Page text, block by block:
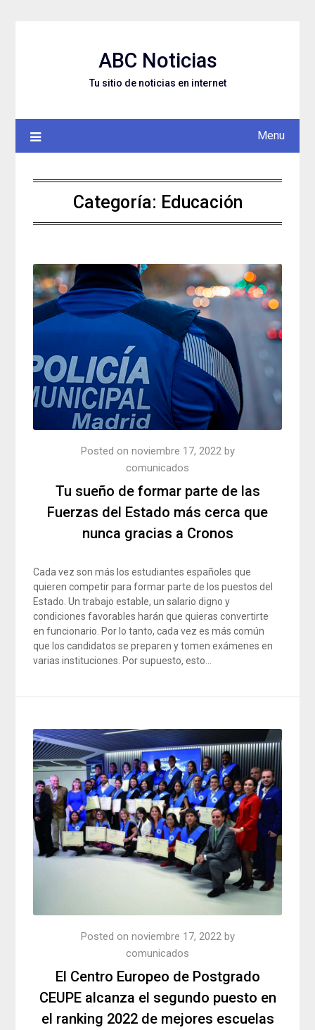
ABC Noticias
Tu sitio de noticias en internet
Menu
Categoría: Educación
Tu sueño de formar parte de las
Fuerzas del Estado más cerca que
nunca gracias a Cronos
Posted on noviembre 17, 2022by
comunicados
Cada vez son más los estudiantes españoles que
quieren competir para formar parte de los puestos del
Estado. Un trabajo estable, un salario digno y
condiciones favorables harán que quieras convertirte
en funcionario. Por lo tanto, cada vez es más común
que los candidatos se preparen y tomen exámenes en
varias instituciones. Por supuesto, esto…
El Centro Europeo de Postgrado
CEUPE alcanza el segundo puesto en
el ranking 2022 de mejores escuelas
Posted on noviembre 17, 2022 by
comunicados